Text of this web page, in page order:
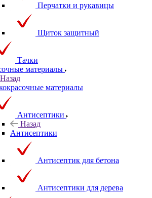
Перчатки и рукавицы
Щиток защитный
Тачки
материалы
Назад
материалы
Антисептики
Назад
Антисептики
Антисептик для бетона
Антисептики для дерева